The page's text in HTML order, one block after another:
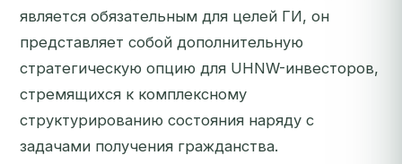
является обязательным для целей ГИ, он
представляет собой дополнительную
стратегическую опцию для UHNW-инвесторов,
стремящихся к комплексному
структурированию состояния наряду с
задачами получения гражданства.